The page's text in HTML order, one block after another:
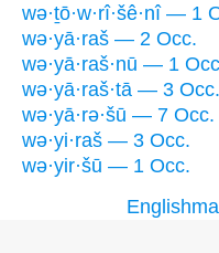
wə·ṯō·w·rî·šê·nî — 1
wə·yā·raš — 2 Occ.
wə·yā·raš·nū — 1
wə·yā·raš·tā — 3 Occ.
wə·yā·rə·šū — 7 Occ.
wə·yi·raš — 3 Occ.
wə·yir·šū — 1 Occ.